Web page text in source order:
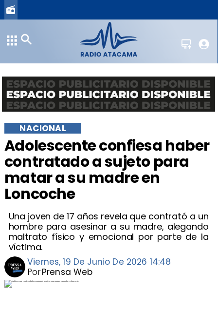
Adolescente confiesa haber
contratado a sujeto para
matar a su madre en
Loncoche
Una joven de 17 años revela que contrató a un
hombre para asesinar a su madre, alegando
maltrato físico y emocional por parte de la
víctima.
NACIONAL
Viernes, 19 De Junio De 2026 14:48
Prensa Web
Por